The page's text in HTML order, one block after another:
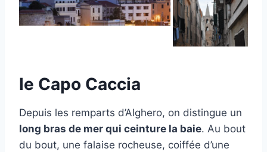
le Capo Caccia
Depuis les remparts d’Alghero, on distingue un
long bras de mer qui ceinture la baie. Au bout
du bout, une falaise rocheuse, coiffée d’une